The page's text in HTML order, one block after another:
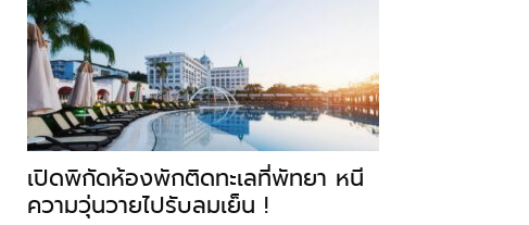
เปิดพิกัดห้องพักติดทะเลที่พัทยา หนี
ความวุ่นวายไปรับลมเย็น !